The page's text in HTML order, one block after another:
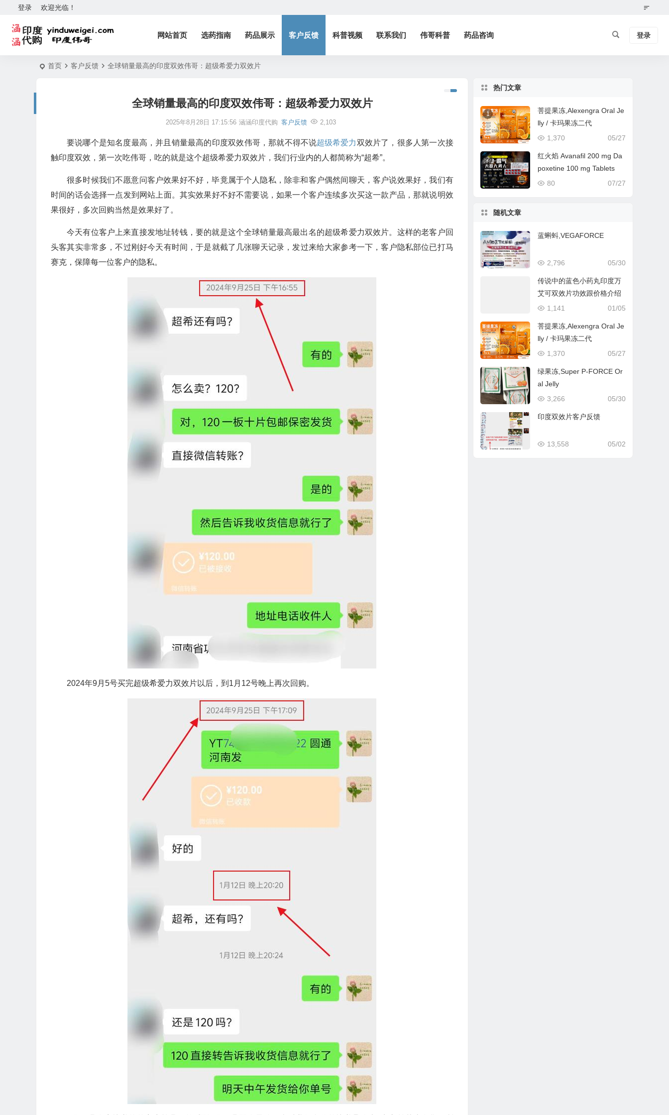
欢迎光临！
登录
网站首页 选药指南 药品展示 客户反馈 科普视频 联系我们 伟哥科普 药品咨询 登录
首页 客户反馈 全球销量最高的印度双效伟哥：超级希爱力双效片
全球销量最高的印度双效伟哥：超级希爱力双效片
2025年8月28日 17:15:56 涵涵印度代购 客户反馈 2,103
要说哪个是知名度最高，并且销量最高的印度双效伟哥，那就不得不说超级希爱力双效片了，很多人第一次接
触印度双效，第一次吃伟哥，吃的就是这个超级希爱力双效片，我们行业内的人都简称为“超希”。
很多时候我们不愿意问客户效果好不好，毕竟属于个人隐私，除非和客户偶然间聊天，客户说效果好，我们有
时间的话会选择一点发到网站上面。其实效果好不好不需要说，如果一个客户连续多次买这一款产品，那就说明效
果很好，多次回购当然是效果好了。
今天有位客户上来直接发地址转钱，要的就是这个全球销量最高最出名的超级希爱力双效片。这样的老客户回
头客其实非常多，不过刚好今天有时间，于是就截了几张聊天记录，发过来给大家参考一下，客户隐私部位已打马
赛克，保障每一位客户的隐私。
2024年9月5号买完超级希爱力双效片以后，到1月12号晚上再次回购。
热门文章
1
菩提果冻,Alexengra Oral Je
lly / 卡玛果冻二代
05/27
1,370
2
红火焰 Avanafil 200 mg Da
poxetine 100 mg Tablets
07/27
80
随机文章
蓝蝌蚪,VEGAFORCE
05/30
2,796
传说中的蓝色小药丸印度万
艾可双效片功效跟价格介绍
01/05
1,141
菩提果冻,Alexengra Oral Je
lly / 卡玛果冻二代
05/27
1,370
绿果冻,Super P-FORCE Or
al Jelly
05/30
3,266
印度双效片客户反馈
05/02
13,558